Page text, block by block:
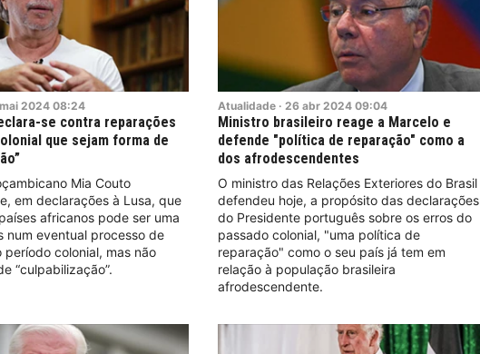
mai 2024 08:24
se contra reparações
que sejam forma de
Mia Couto
em declarações à Lusa, que
africanos pode ser uma
num eventual processo de
período colonial, mas não
“culpabilização”.
Atualidade · 26 abr 2024 09:04
Ministro brasileiro reage a Marcelo e
defende "política de reparação" como a
dos afrodescendentes
O ministro das Relações Exteriores do Brasil
defendeu hoje, a propósito das declarações
do Presidente português sobre os erros do
passado colonial, "uma política de
reparação" como o seu país já tem em
relação à população brasileira
afrodescendente.